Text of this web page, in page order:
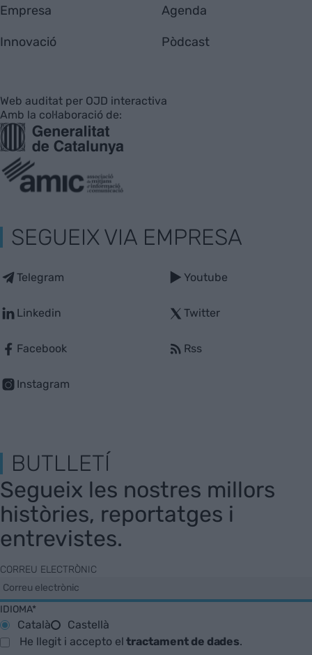
Empresa
Innovació
Agenda
Pòdcast
Web auditat per OJD interactiva
Amb la col·laboració de:
SEGUEIX VIA EMPRESA
Telegram
Linkedin
Facebook
Instagram
Youtube
Twitter
Rss
BUTLLETÍ
Segueix les nostres millors
històries, reportatges i
entrevistes.
CORREU ELECTRÒNIC
IDIOMA*
Català
Castellà
He llegit i accepto eltractament de dades.